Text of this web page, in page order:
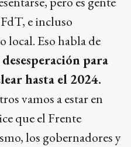
e incluso
local. Eso habla de
para
hasta el 2024.
vamos a estar en
que el Frente
los gobernadores y